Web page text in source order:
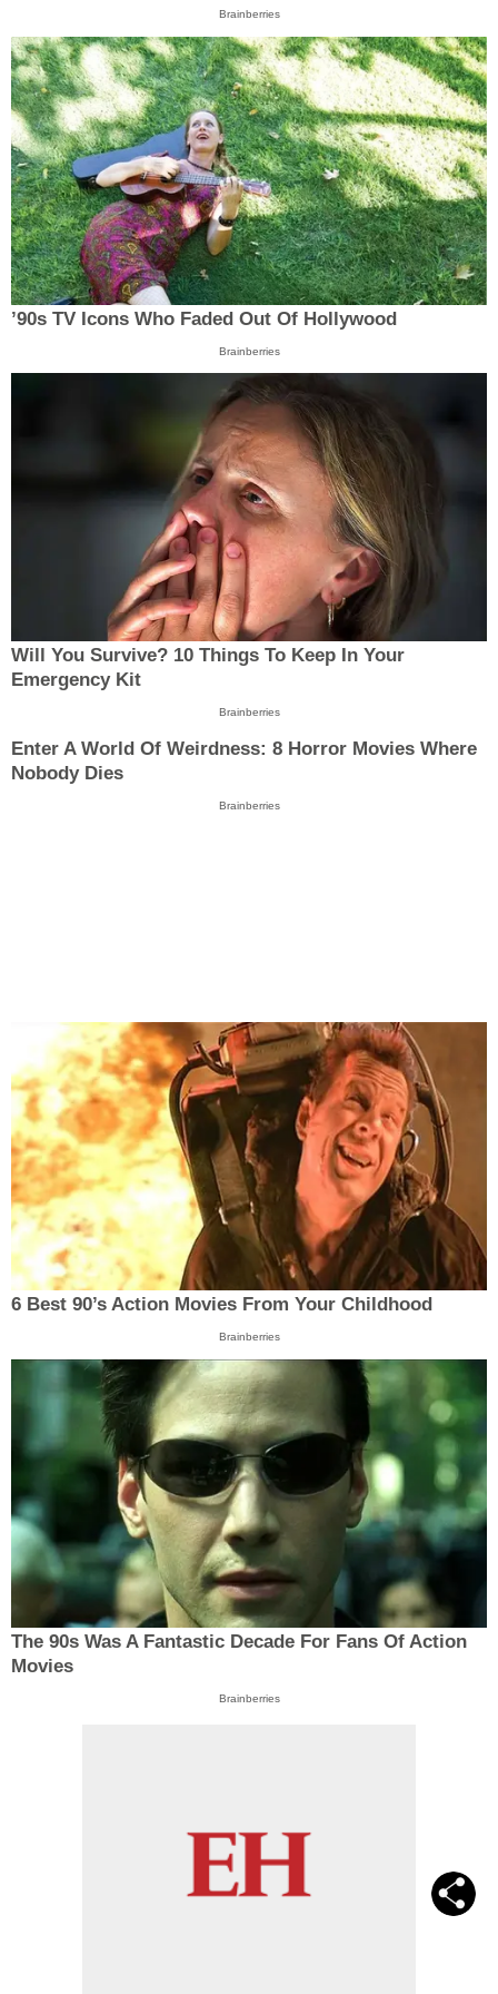
Brainberries
’90s TV Icons Who Faded Out Of Hollywood
Brainberries
Will You Survive? 10 Things To Keep In Your
Emergency Kit
Brainberries
Enter A World Of Weirdness: 8 Horror Movies Where
Nobody Dies
Brainberries
6 Best 90’s Action Movies From Your Childhood
Brainberries
The 90s Was A Fantastic Decade For Fans Of Action
Movies
Brainberries